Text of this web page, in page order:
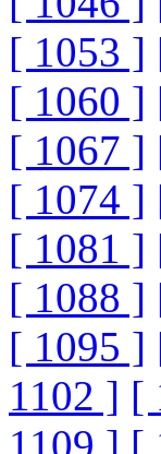
[ 1053 ]
[ 1060 ]
[ 1067 ]
[ 1074 ]
[ 1081 ]
[ 1088 ]
[ 1095 ]
1102 ] [